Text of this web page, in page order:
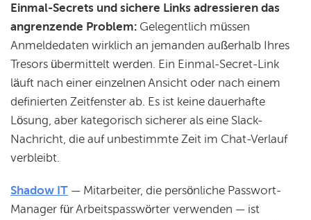
Einmal-Secrets und sichere Links adressieren das
angrenzende Problem: Gelegentlich müssen
Anmeldedaten wirklich an jemanden außerhalb Ihres
Tresors übermittelt werden. Ein Einmal-Secret-Link
läuft nach einer einzelnen Ansicht oder nach einem
definierten Zeitfenster ab. Es ist keine dauerhafte
Lösung, aber kategorisch sicherer als eine Slack-
Nachricht, die auf unbestimmte Zeit im Chat-Verlauf
verbleibt.
Shadow IT — Mitarbeiter, die persönliche Passwort-
Manager für Arbeitspasswörter verwenden — ist